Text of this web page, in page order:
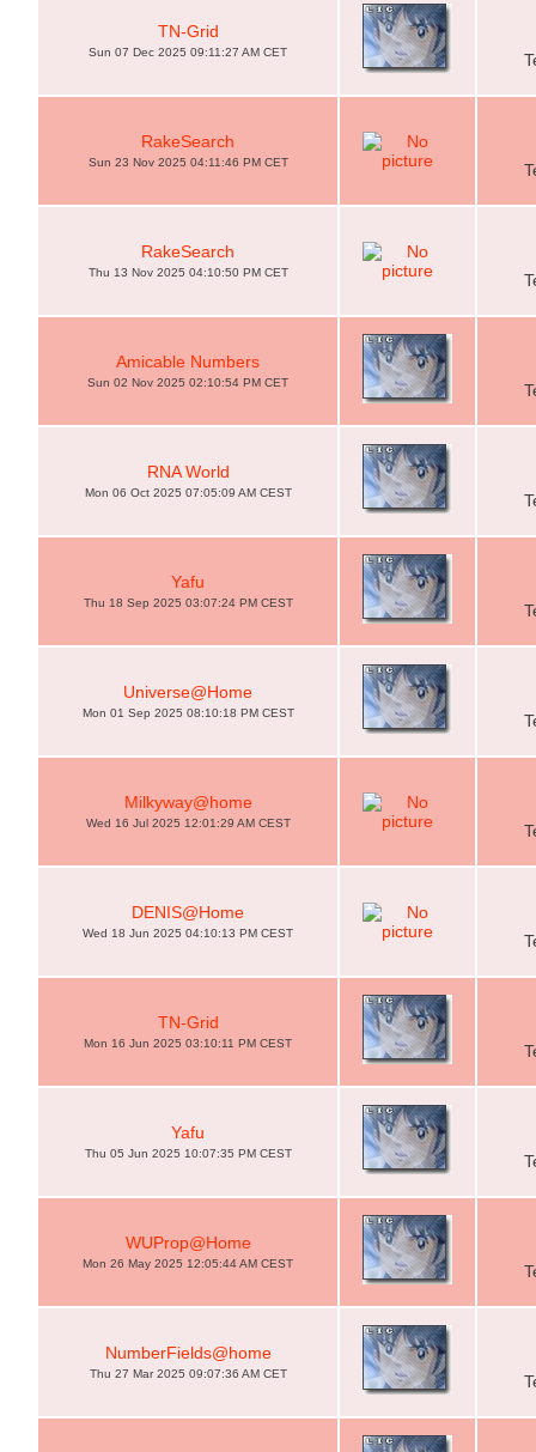
TN-Grid
Sun 07 Dec 2025 09:11:27 AM CET
RakeSearch
Sun 23 Nov 2025 04:11:46 PM CET
RakeSearch
Thu 13 Nov 2025 04:10:50 PM CET
Amicable Numbers
Sun 02 Nov 2025 02:10:54 PM CET
RNA World
Mon 06 Oct 2025 07:05:09 AM CEST
Yafu
Thu 18 Sep 2025 03:07:24 PM CEST
Universe@Home
Mon 01 Sep 2025 08:10:18 PM CEST
Milkyway@home
Wed 16 Jul 2025 12:01:29 AM CEST
DENIS@Home
Wed 18 Jun 2025 04:10:13 PM CEST
TN-Grid
Mon 16 Jun 2025 03:10:11 PM CEST
Yafu
Thu 05 Jun 2025 10:07:35 PM CEST
WUProp@Home
Mon 26 May 2025 12:05:44 AM CEST
NumberFields@home
Thu 27 Mar 2025 09:07:36 AM CET